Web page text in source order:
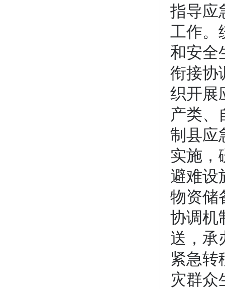
指导应
工作。
和安全
衔接协
织开展
产类、
制县应
实施，
避难设
物资储
协调机
送，承
紧急转
灾群众